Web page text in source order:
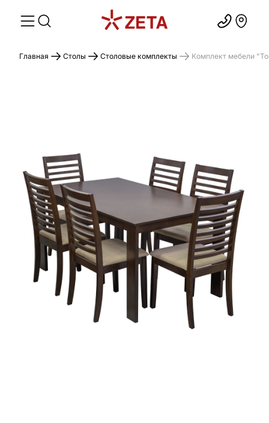
Главная Столы Столовые комплекты Комплект мебели